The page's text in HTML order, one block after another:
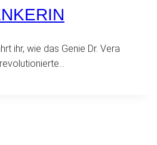
ihr, wie das Genie Dr. Vera